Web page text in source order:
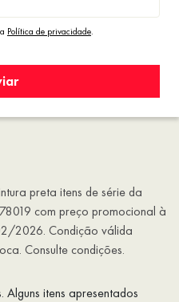
preta itens de série da
com preço promocional à
2026. Condição válida
Consulte condições.
itens apresentados
Política de privacidade.